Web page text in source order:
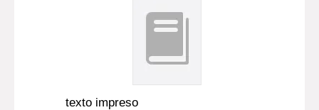
texto impreso